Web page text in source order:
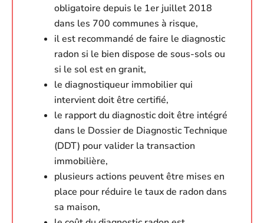
obligatoire depuis le 1er juillet 2018
dans les 700 communes à risque,
il est recommandé de faire le diagnostic
radon si le bien dispose de sous-sols ou
si le sol est en granit,
le diagnostiqueur immobilier qui
intervient doit être certifié,
le rapport du diagnostic doit être intégré
dans le Dossier de Diagnostic Technique
(DDT) pour valider la transaction
immobilière,
plusieurs actions peuvent être mises en
place pour réduire le taux de radon dans
sa maison,